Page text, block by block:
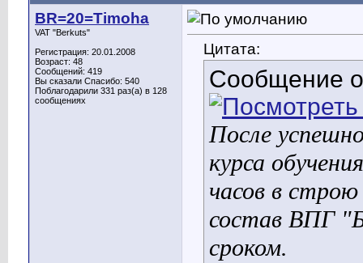
BR=20=Timoha
VAT "Berkuts"
Регистрация: 20.01.2008
Возраст: 48
Сообщений: 419
Вы сказали Спасибо: 540
Поблагодарили 331 раз(а) в 128
сообщениях
Цитата:
Сообщение
После
курса
часов в
состав ВПГ
сроком.